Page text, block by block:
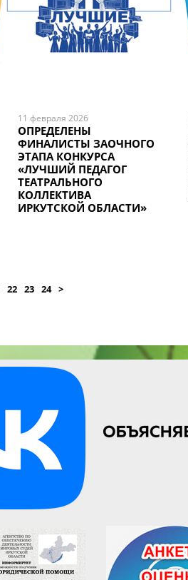
11 февраля 2026
ОПРЕДЕЛЕНЫ
ФИНАЛИСТЫ ЗАОЧНОГО
ЭТАПА КОНКУРСА
«ЛУЧШИЙ ПЕДАГОГ
ТЕАТРАЛЬНОГО
КОЛЛЕКТИВА
ИРКУТСКОЙ ОБЛАСТИ»
22 23 24 >